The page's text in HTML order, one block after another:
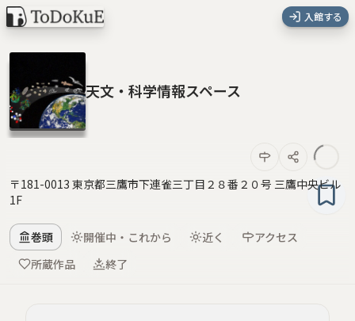
入館する
天文・科学情報スペース
〒181-0013 東京都三鷹市下連雀三丁目２８番２０号 三鷹中央ビル
1F
巻頭 開催中・これから 近く
アクセス
所蔵作品
終了